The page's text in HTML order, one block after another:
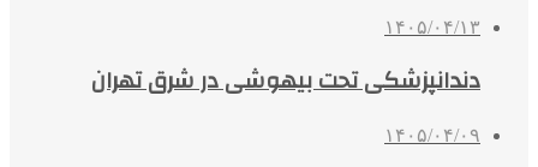
۱۴۰۵/۰۴/۱۳
دندانپزشکی تحت بیهوشی در شرق تهران
۱۴۰۵/۰۴/۰۹